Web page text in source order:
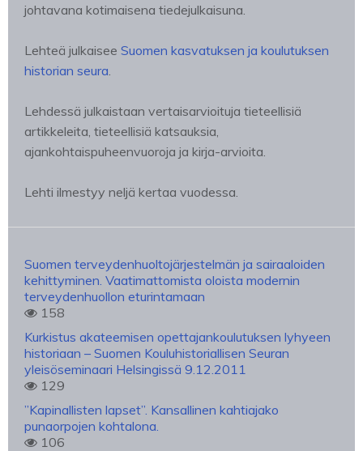
johtavana kotimaisena tiedejulkaisuna.
Lehteä julkaisee Suomen kasvatuksen ja koulutuksen
historian seura.
Lehdessä julkaistaan vertaisarvioituja tieteellisiä
artikkeleita, tieteellisiä katsauksia,
ajankohtaispuheenvuoroja ja kirja-arvioita.
Lehti ilmestyy neljä kertaa vuodessa.
Suomen terveydenhuoltojärjestelmän ja sairaaloiden
kehittyminen. Vaatimattomista oloista modernin
terveydenhuollon eturintamaan
158
Kurkistus akateemisen opettajankoulutuksen lyhyeen
historiaan – Suomen Kouluhistoriallisen Seuran
yleisöseminaari Helsingissä 9.12.2011
129
”Kapinallisten lapset”. Kansallinen kahtiajako
punaorpojen kohtalona.
106